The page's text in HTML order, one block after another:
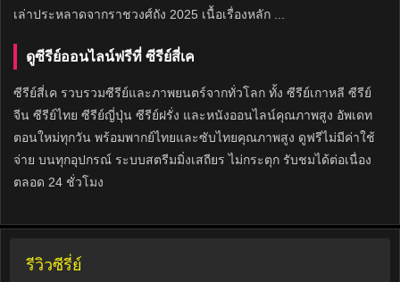
เล่าประหลาดจากราชวงศ์ถัง 2025 เนื้อเรื่องหลัก ...
ดูซีรีย์ออนไลน์ฟรีที่ ซีรีย์สี่เค
ซีรีย์สี่เค รวบรวมซีรีย์และภาพยนตร์จากทั่วโลก ทั้ง ซีรีย์เกาหลี ซีรีย์
จีน ซีรีย์ไทย ซีรีย์ญี่ปุ่น ซีรีย์ฝรั่ง และหนังออนไลน์คุณภาพสูง อัพเดท
ตอนใหม่ทุกวัน พร้อมพากย์ไทยและซับไทยคุณภาพสูง ดูฟรีไม่มีค่าใช้
จ่าย บนทุกอุปกรณ์ ระบบสตรีมมิ่งเสถียร ไม่กระตุก รับชมได้ต่อเนื่อง
ตลอด 24 ชั่วโมง
รีวิวซีรี่ย์